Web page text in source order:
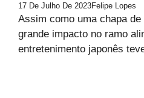
17 De Julho De 2023Felipe Lopes
Assim como uma chapa
grande impacto no ramo
entretenimento japonês